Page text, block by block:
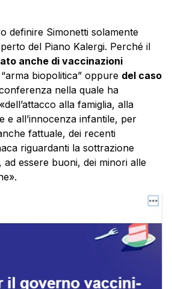
definire Simonetti solamente
del Piano Kalergi. Perché il
anche di vaccinazioni
biopolitica” oppure del caso
nella quale ha
alla famiglia, alla
e all’innocenza infantile, per
fattuale, dei recenti
riguardanti la sottrazione
essere buoni, dei minori alle